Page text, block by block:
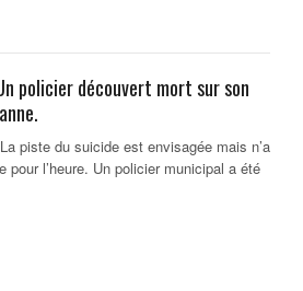
policier découvert mort sur son
piste du suicide est envisagée mais n’a
pour l’heure. Un policier municipal a été